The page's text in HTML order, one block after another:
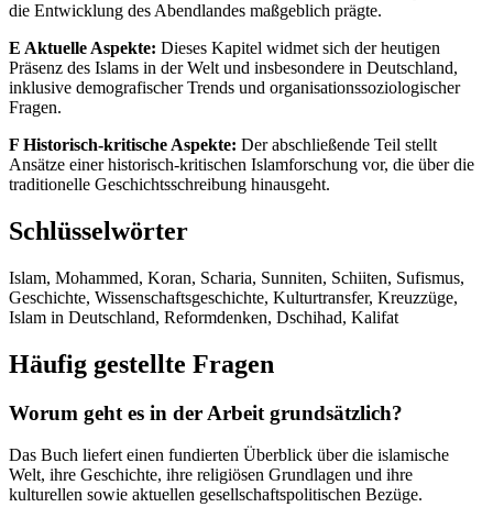
die Entwicklung des Abendlandes maßgeblich prägte.
E Aktuelle Aspekte: Dieses Kapitel widmet sich der heutigen
Präsenz des Islams in der Welt und insbesondere in Deutschland,
inklusive demografischer Trends und organisationssoziologischer
Fragen.
F Historisch-kritische Aspekte: Der abschließende Teil stellt
Ansätze einer historisch-kritischen Islamforschung vor, die über die
traditionelle Geschichtsschreibung hinausgeht.
Schlüsselwörter
Islam, Mohammed, Koran, Scharia, Sunniten, Schiiten, Sufismus,
Geschichte, Wissenschaftsgeschichte, Kulturtransfer, Kreuzzüge,
Islam in Deutschland, Reformdenken, Dschihad, Kalifat
Häufig gestellte Fragen
Worum geht es in der Arbeit grundsätzlich?
Das Buch liefert einen fundierten Überblick über die islamische
Welt, ihre Geschichte, ihre religiösen Grundlagen und ihre
kulturellen sowie aktuellen gesellschaftspolitischen Bezüge.